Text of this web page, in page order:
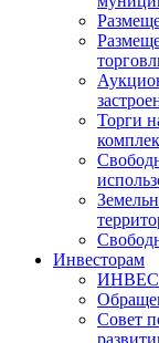
Торги
Инвесторам
Совет